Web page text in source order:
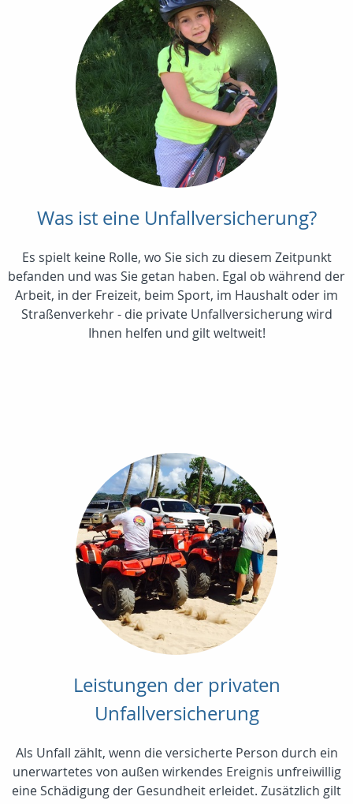
Was ist eine Unfallversicherung?
Es spielt keine Rolle, wo Sie sich zu diesem Zeitpunkt
befanden und was Sie getan haben. Egal ob während der
Arbeit, in der Freizeit, beim Sport, im Haushalt oder im
Straßenverkehr - die private Unfallversicherung wird
Ihnen helfen und gilt weltweit!
Leistungen der privaten
Unfallversicherung
Als Unfall zählt, wenn die versicherte Person durch ein
unerwartetes von außen wirkendes Ereignis unfreiwillig
eine Schädigung der Gesundheit erleidet. Zusätzlich gilt